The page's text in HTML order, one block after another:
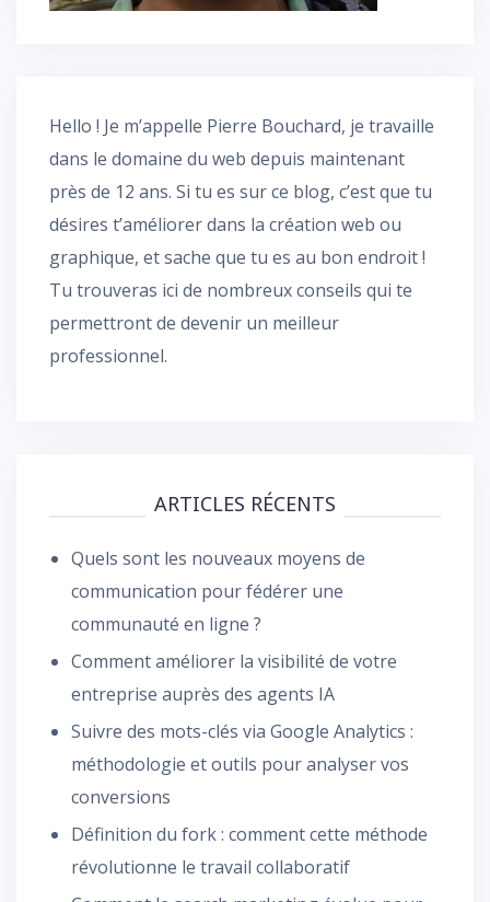
Hello ! Je m’appelle Pierre Bouchard, je travaille
dans le domaine du web depuis maintenant
près de 12 ans. Si tu es sur ce blog, c’est que tu
désires t’améliorer dans la création web ou
graphique, et sache que tu es au bon endroit !
Tu trouveras ici de nombreux conseils qui te
permettront de devenir un meilleur
professionnel.
ARTICLES RÉCENTS
Quels sont les nouveaux moyens de
communication pour fédérer une
communauté en ligne ?
Comment améliorer la visibilité de votre
entreprise auprès des agents IA
Suivre des mots-clés via Google Analytics :
méthodologie et outils pour analyser vos
conversions
Définition du fork : comment cette méthode
révolutionne le travail collaboratif